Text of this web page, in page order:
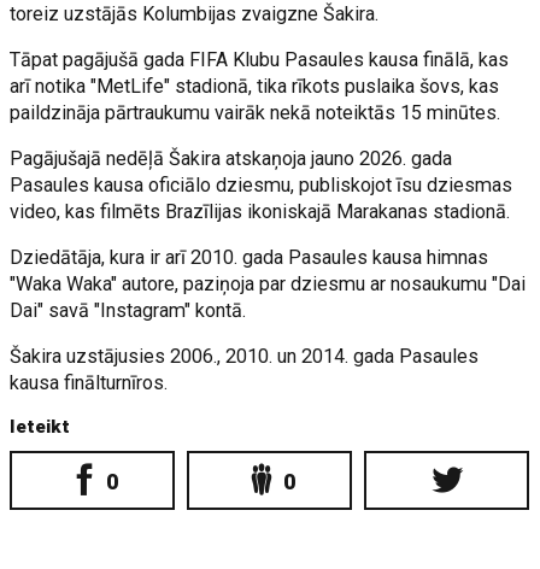
toreiz uzstājās Kolumbijas zvaigzne Šakira.
Tāpat pagājušā gada FIFA Klubu Pasaules kausa finālā, kas
arī notika "MetLife" stadionā, tika rīkots puslaika šovs, kas
paildzināja pārtraukumu vairāk nekā noteiktās 15 minūtes.
Pagājušajā nedēļā Šakira atskaņoja jauno 2026. gada
Pasaules kausa oficiālo dziesmu, publiskojot īsu dziesmas
video, kas filmēts Brazīlijas ikoniskajā Marakanas stadionā.
Dziedātāja, kura ir arī 2010. gada Pasaules kausa himnas
"Waka Waka" autore, paziņoja par dziesmu ar nosaukumu "Dai
Dai" savā "Instagram" kontā.
Šakira uzstājusies 2006., 2010. un 2014. gada Pasaules
kausa finālturnīros.
Ieteikt
0 0